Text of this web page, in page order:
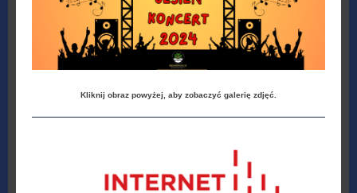
Kliknij obraz powyżej, aby zobaczyć galerię zdjęć.